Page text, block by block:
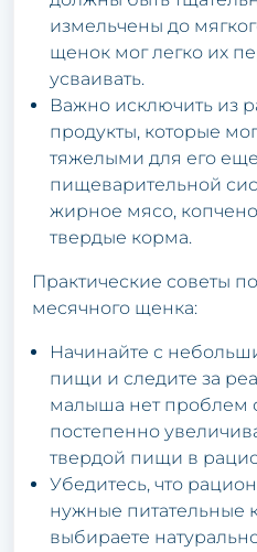
измельчены до
щенок мог легко их
усваивать.
Важно исключить из
продукты, которые
тяжелыми для его
пищеварительной
жирное мясо,
твердые корма.
Практические советы
месячного щенка:
Начинайте с
пищи и следите за
малыша нет проблем
постепенно
твердой пищи в
Убедитесь, что
нужные питательные
выбираете